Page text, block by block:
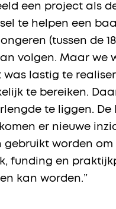
een project als
te helpen een
(tussen de
volgen. Maar we
lastig te
te bereiken.
te liggen.
er nieuwe
gebruikt worden
funding en
kan worden.”